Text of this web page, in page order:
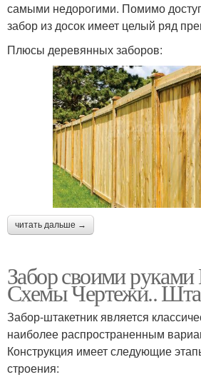
самыми недорогими. Помимо
забор из досок имеет целый ряд
Плюсы деревянных заборов:
читать дальше →
Забор своими
Схемы Чертежи..
Забор-штакетник является
наиболее распространенным
Конструкция имеет следующие
строения: